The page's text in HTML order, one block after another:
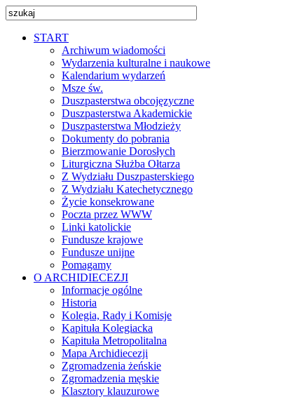
START
Archiwum wiadomości
Wydarzenia kulturalne i naukowe
Kalendarium wydarzeń
Msze św.
Duszpasterstwa obcojęzyczne
Duszpasterstwa Akademickie
Duszpasterstwa Młodzieży
Dokumenty do pobrania
Bierzmowanie Dorosłych
Liturgiczna Służba Ołtarza
Z Wydziału Duszpasterskiego
Z Wydziału Katechetycznego
Życie konsekrowane
Poczta przez WWW
Linki katolickie
Fundusze krajowe
Fundusze unijne
Pomagamy
O ARCHIDIECEZJI
Informacje ogólne
Historia
Kolegia, Rady i Komisje
Kapituła Kolegiacka
Kapituła Metropolitalna
Mapa Archidiecezji
Zgromadzenia żeńskie
Zgromadzenia męskie
Klasztory klauzurowe